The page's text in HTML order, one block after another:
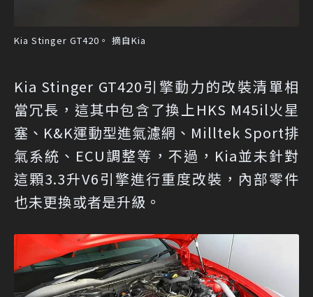
Kia Stinger GT420。 摘自Kia
Kia Stinger GT420引擎動力的改裝清單相
當冗長，這其中包含了換上HKS M45il火星
塞、K&K運動型進氣濾網、Milltek Sport排
氣系統、ECU調整等，不過，Kia並未針對
這顆3.3升V6引擎進行重度改裝，內部零件
也未更換或者是升級。